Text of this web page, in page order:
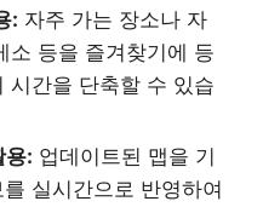
: 자주 가는 장소나 자
소 등을 즐겨찾기에 등
시간을 단축할 수 있습
용: 업데이트된 맵을 기
실시간으로 반영하여